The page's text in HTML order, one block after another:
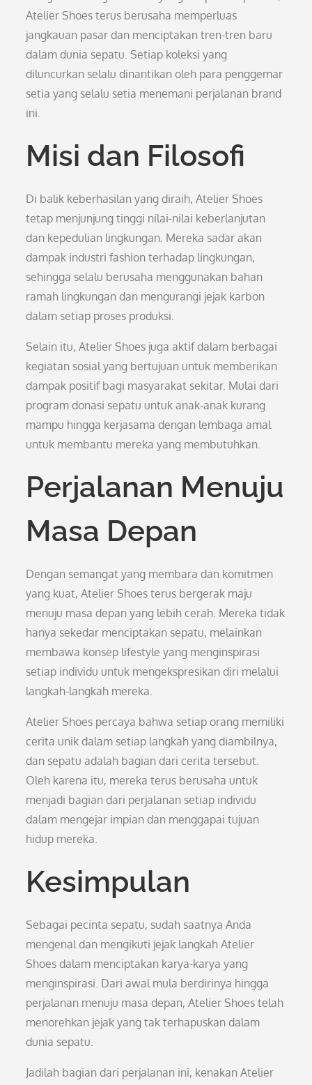
Atelier Shoes terus berusaha memperluas
jangkauan pasar dan menciptakan tren-tren baru
dalam dunia sepatu. Setiap koleksi yang
diluncurkan selalu dinantikan oleh para penggemar
setia yang selalu setia menemani perjalanan brand
ini.
Misi dan Filosofi
Di balik keberhasilan yang diraih, Atelier Shoes
tetap menjunjung tinggi nilai-nilai keberlanjutan
dan kepedulian lingkungan. Mereka sadar akan
dampak industri fashion terhadap lingkungan,
sehingga selalu berusaha menggunakan bahan
ramah lingkungan dan mengurangi jejak karbon
dalam setiap proses produksi.
Selain itu, Atelier Shoes juga aktif dalam berbagai
kegiatan sosial yang bertujuan untuk memberikan
dampak positif bagi masyarakat sekitar. Mulai dari
program donasi sepatu untuk anak-anak kurang
mampu hingga kerjasama dengan lembaga amal
untuk membantu mereka yang membutuhkan.
Perjalanan Menuju
Masa Depan
Dengan semangat yang membara dan komitmen
yang kuat, Atelier Shoes terus bergerak maju
menuju masa depan yang lebih cerah. Mereka tidak
hanya sekedar menciptakan sepatu, melainkan
membawa konsep lifestyle yang menginspirasi
setiap individu untuk mengekspresikan diri melalui
langkah-langkah mereka.
Atelier Shoes percaya bahwa setiap orang memiliki
cerita unik dalam setiap langkah yang diambilnya,
dan sepatu adalah bagian dari cerita tersebut.
Oleh karena itu, mereka terus berusaha untuk
menjadi bagian dari perjalanan setiap individu
dalam mengejar impian dan menggapai tujuan
hidup mereka.
Kesimpulan
Sebagai pecinta sepatu, sudah saatnya Anda
mengenal dan mengikuti jejak langkah Atelier
Shoes dalam menciptakan karya-karya yang
menginspirasi. Dari awal mula berdirinya hingga
perjalanan menuju masa depan, Atelier Shoes telah
menorehkan jejak yang tak terhapuskan dalam
dunia sepatu.
Jadilah bagian dari perjalanan ini, kenakan Atelier